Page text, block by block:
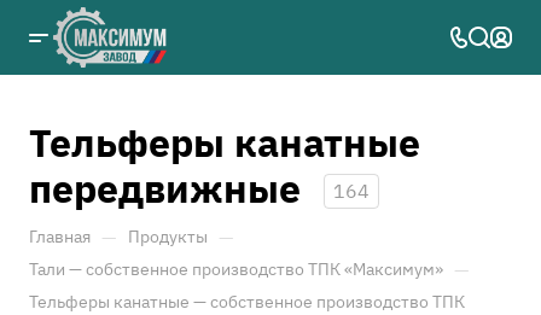
Тельферы канатные
передвижные
164
Главная — Продукты —
Тали — собственное производство ТПК «Максимум» —
Тельферы канатные — собственное производство ТПК